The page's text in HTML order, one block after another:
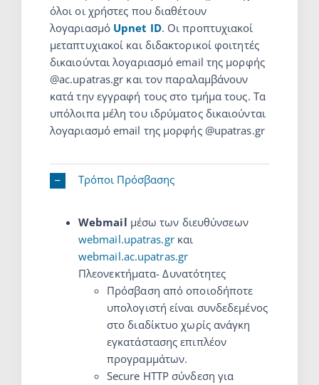
όλοι οι χρήστες που διαθέτουν
λογαριασμό Upnet ID. Οι προπτυχιακοί
μεταπτυχιακοί και διδακτορικοί φοιτητές
δικαιούνται λογαριασμό email της μορφής
@ac.upatras.gr και τον παραλαμβάνουν
κατά την εγγραφή τους στο τμήμα τους. Τα
υπόλοιπα μέλη του ιδρύματος δικαιούνται
λογαριασμό email της μορφής @upatras.gr
Τρόποι Πρόσβασης
Webmail μέσω των διευθύνσεων
webmail.upatras.grκαι
webmail.ac.upatras.gr
Πλεονεκτήματα- Δυνατότητες
Πρόσβαση από οποιοδήποτε
υπολογιστή είναι συνδεδεμένος
στο διαδίκτυο χωρίς ανάγκη
εγκατάστασης επιπλέον
προγραμμάτων.
Secure HTTP σύνδεση για